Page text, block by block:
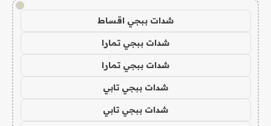
!
شدات ببجي اقساط
شدات ببجي تمارا
شدات ببجي تمارا
شدات ببجي تابي
شدات ببجي تابي